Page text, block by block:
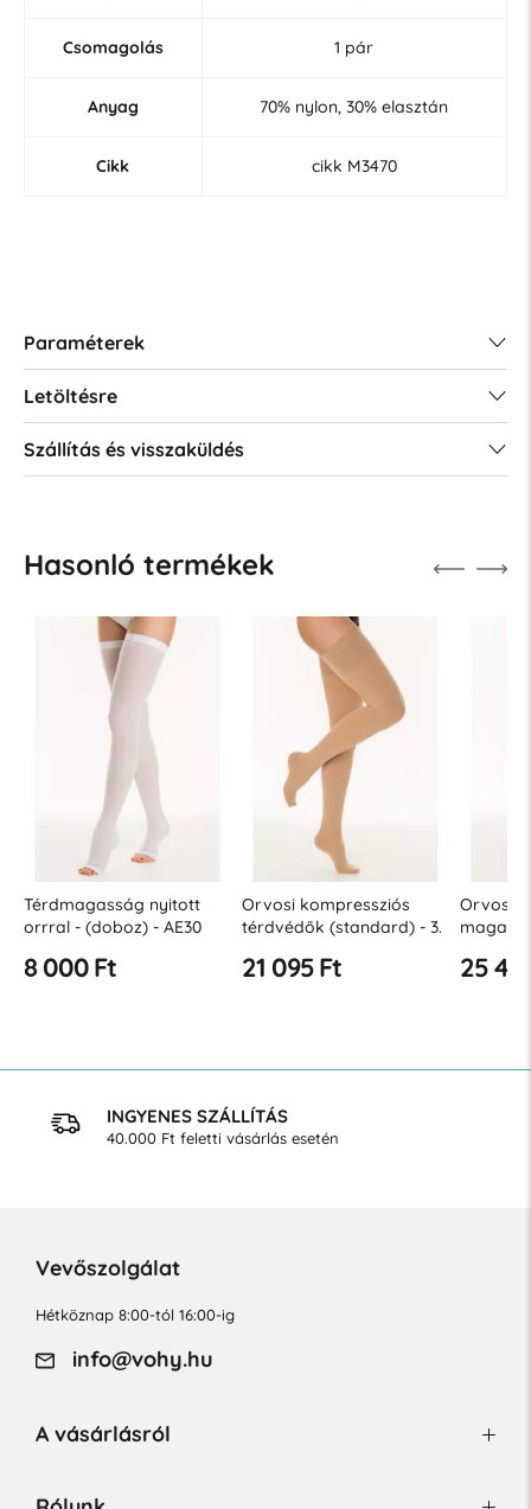
Csomagolás 1 pár
Anyag 70% nylon, 30% elasztán
Cikk cikk M3470
Paraméterek
Letöltésre
Szállítás és visszaküldés
Hasonló termékek
Térdmagasság nyitott
orrral - (doboz) - AE30
8 000 Ft
Orvosi kompressziós
térdvédők (standard) - 3.
21 095 Ft
Orvosi
magas
46
25
INGYENES SZÁLLÍTÁS
40.000 Ft feletti vásárlás esetén
Vevőszolgálat
Hétköznap 8:00-tól 16:00-ig
info@vohy.hu
A vásárlásról